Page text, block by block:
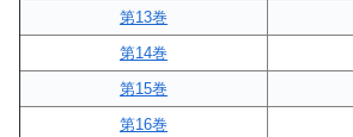
第13巻
第14巻
第15巻
第16巻